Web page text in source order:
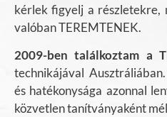
kérlek figyelj a részletekre,
valóban TEREMTENEK.
2009-ben találkoztam a
technikájával
és hatékonysága azonnal
közvetlen tanítványaként